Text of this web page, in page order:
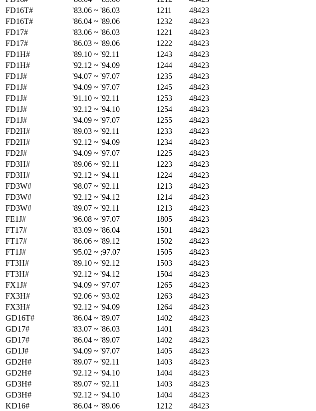
FD16T#
'83.06 ~ '86.03 1211
48423
FD16T#
'86.04 ~ '89.06 1232
48423
FD17#
'83.06 ~ '86.03 1221
48423
FD17#
'86.03 ~ '89.06 1222
48423
FD1H#
'89.10 ~ '92.11 1243
48423
FD1H#
'92.12 ~ '94.09 1244
48423
FD1J#
'94.07 ~ '97.07 1235
48423
FD1J#
'94.09 ~ '97.07 1245
48423
FD1J#
'91.10 ~ '92.11 1253
48423
FD1J#
'92.12 ~ '94.10 1254
48423
FD1J#
'94.09 ~ '97.07 1255
48423
FD2H#
'89.03 ~ '92.11 1233
48423
FD2H#
'92.12 ~ '94.09 1234
48423
FD2J#
'94.09 ~ '97.07 1225
48423
FD3H#
'89.06 ~ '92.11 1223
48423
FD3H#
'92.12 ~ '94.11 1224
48423
FD3W#
'98.07 ~ '92.11 1213
48423
FD3W#
'92.12 ~ '94.12 1214
48423
FD3W#
'89.07 ~ '92.11 1213
48423
FE1J#
'96.08 ~ '97.07 1805
48423
FT17#
'83.09 ~ '86.04 1501
48423
FT17#
'86.06 ~ '89.12 1502
48423
FT1J#
'95.02 ~ ;97.07 1505
48423
FT3H#
'89.10 ~ '92.12 1503
48423
FT3H#
'92.12 ~ '94.12 1504
48423
FX1J#
'94.09 ~ '97.07 1265
48423
FX3H#
'92.06 ~ '93.02 1263
48423
FX3H#
'92.12 ~ '94.09 1264
48423
GD16T#
'86.04 ~ '89.07 1402
48423
GD17#
'83.07 ~ '86.03 1401
48423
GD17#
'86.04 ~ '89.07 1402
48423
GD1J#
'94.09 ~ '97.07 1405
48423
GD2H#
'89.07 ~ '92.11 1403
48423
GD2H#
'92.12 ~ '94.10 1404
48423
GD3H#
'89.07 ~ '92.11 1403
48423
GD3H#
'92.12 ~ '94.10 1404
48423
KD16#
'86.04 ~ '89.06 1212 48423